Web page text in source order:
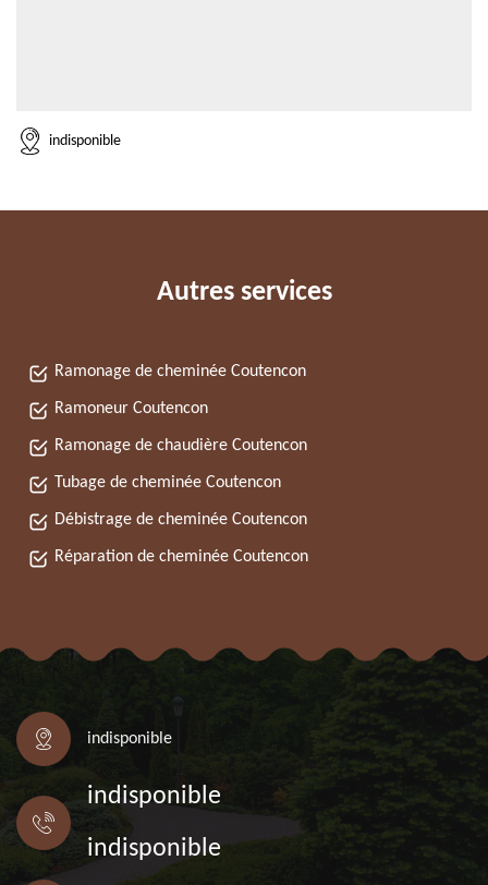
indisponible
Autres services
Ramonage de cheminée Coutencon
Ramoneur Coutencon
Ramonage de chaudière Coutencon
Tubage de cheminée Coutencon
Débistrage de cheminée Coutencon
Réparation de cheminée Coutencon
indisponible
indisponible
indisponible